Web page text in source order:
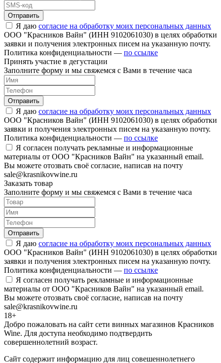
Отправить
Я даю согласие на обработку моих персональных данных
ООО "Красников Вайн" (ИНН 9102061030) в целях обработки
заявки и получения электронных писем на указанную почту.
Политика конфиденциальности — по ссылке
Принять участие в дегустации
Заполните форму и мы свяжемся с Вами в течение часа
Отправить
Я даю согласие на обработку моих персональных данных
ООО "Красников Вайн" (ИНН 9102061030) в целях обработки
заявки и получения электронных писем на указанную почту.
Политика конфиденциальности — по ссылке
Я согласен получать рекламные и информационные
материалы от ООО "Красников Вайн" на указанный email.
Вы можете отозвать своё согласие, написав на почту
sale@krasnikovwine.ru
Заказать товар
Заполните форму и мы свяжемся с Вами в течение часа
Отправить
Я даю согласие на обработку моих персональных данных
ООО "Красников Вайн" (ИНН 9102061030) в целях обработки
заявки и получения электронных писем на указанную почту.
Политика конфиденциальности — по ссылке
Я согласен получать рекламные и информационные
материалы от ООО "Красников Вайн" на указанный email.
Вы можете отозвать своё согласие, написав на почту
sale@krasnikovwine.ru
18+
Добро пожаловать на сайт сети винных магазинов Красников
Wine. Для доступа необходимо подтвердить
совершеннолетний возраст.
Сайт содержит информацию для лиц совешеннолетнего